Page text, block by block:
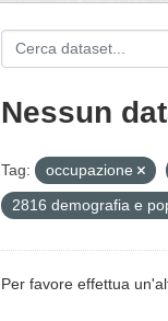
Nessun
Tag: occupazione
2816 demografia e
Per favore effettua